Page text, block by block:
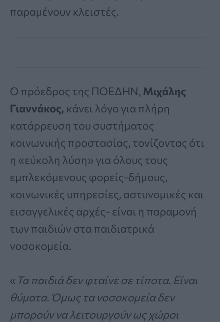
παραμένουν κλειστές.
Ο πρόεδρος της ΠΟΕΔΗΝ, Μιχάλης
Γιαννάκος, κάνει λόγο για πλήρη
κατάρρευση του συστήματος
κοινωνικής προστασίας, τονίζοντας ότι
η «εύκολη λύση» για όλους τους
εμπλεκόμενους φορείς-δήμους,
κοινωνικές υπηρεσίες, αστυνομικές και
εισαγγελικές αρχές- είναι η παραμονή
των παιδιών στα παιδιατρικά
νοσοκομεία.
« Τα παιδιά δεν φταίνε σε τίποτα. Είναι
θύματα. Όμως τα νοσοκομεία δεν
μπορούν να λειτουργούν ως χώροι